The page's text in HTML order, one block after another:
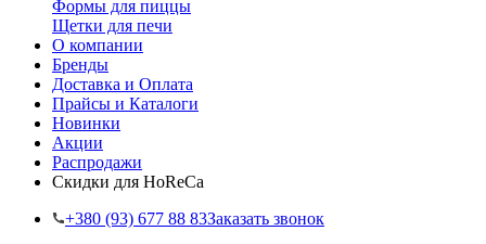
Формы для пиццы
Щетки для печи
О компании
Бренды
Доставка и Оплата
Прайсы и Каталоги
Новинки
Акции
Распродажи
Скидки для HoReCa
+38‎0 (93) 677 88 83Заказать звонок